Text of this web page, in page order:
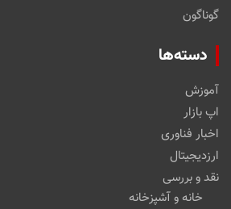
گوناگون
دسته‌ها
آموزش
اپ بازار
اخبار فناوری
ارزدیجیتال
نقد و بررسی
خانه و آشپزخانه